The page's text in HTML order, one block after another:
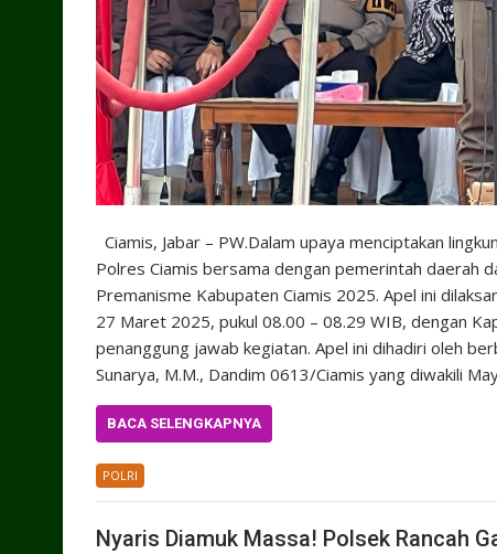
Ciamis, Jabar – PW.Dalam upaya menciptakan
Polres Ciamis bersama dengan pemerintah daerah
Premanisme Kabupaten Ciamis 2025. Apel ini
27 Maret 2025, pukul 08.00 – 08.29 WIB, dengan
penanggung jawab kegiatan. Apel ini dihadiri oleh
Sunarya, M.M., Dandim 0613/Ciamis yang diwakili
BACA SELENGKAPNYA
POLRI
Nyaris Diamuk Massa! Polsek Rancah